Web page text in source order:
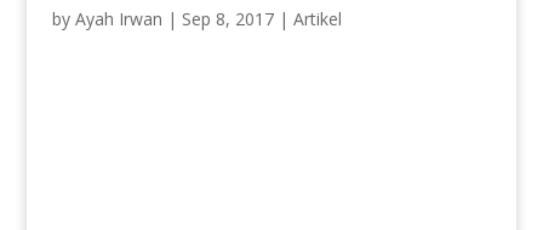
by Ayah Irwan | Sep 8, 2017| Artikel